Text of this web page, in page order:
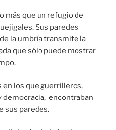
más que un refugio de
Sus paredes
la umbría transmite la
que sólo puede mostrar
en los que guerrilleros,
democracia, encontraban
sus paredes.